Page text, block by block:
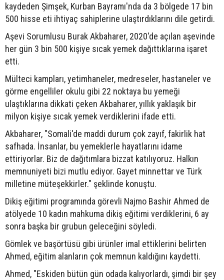
kaydeden Şimşek, Kurban Bayramı'nda da 3 bölgede 17 bin
500 hisse eti ihtiyaç sahiplerine ulaştırdıklarını dile getirdi.
Aşevi Sorumlusu Burak Akbaharer, 2020'de açılan aşevinde
her gün 3 bin 500 kişiye sıcak yemek dağıttıklarına işaret
etti.
Mülteci kampları, yetimhaneler, medreseler, hastaneler ve
görme engelliler okulu gibi 22 noktaya bu yemeği
ulaştıklarına dikkati çeken Akbaharer, yıllık yaklaşık bir
milyon kişiye sıcak yemek verdiklerini ifade etti.
Akbaharer, "Somali'de maddi durum çok zayıf, fakirlik hat
safhada. İnsanlar, bu yemeklerle hayatlarını idame
ettiriyorlar. Biz de dağıtımlara bizzat katılıyoruz. Halkın
memnuniyeti bizi mutlu ediyor. Gayet minnettar ve Türk
milletine müteşekkirler." şeklinde konuştu.
Dikiş eğitimi programında görevli Najmo Bashir Ahmed de
atölyede 10 kadın mahkuma dikiş eğitimi verdiklerini, 6 ay
sonra başka bir grubun geleceğini söyledi.
Gömlek ve başörtüsü gibi ürünler imal ettiklerini belirten
Ahmed, eğitim alanların çok memnun kaldığını kaydetti.
Ahmed, "Eskiden bütün gün odada kalıyorlardı, şimdi bir şey